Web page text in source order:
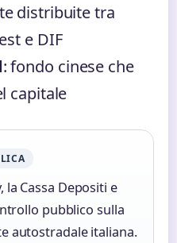
distribuite tra
e DIF
: fondo cinese che
capitale
la Cassa Depositi e
pubblico sulla
autostradale italiana.